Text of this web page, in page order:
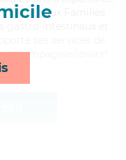
De Vie aux Familles
compagnie/loisirs*